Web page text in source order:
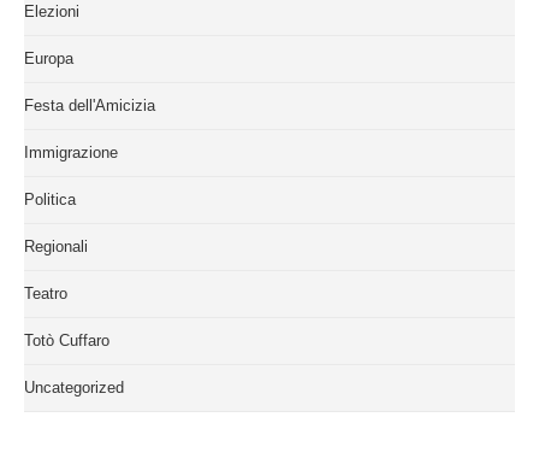
Elezioni
Europa
Festa dell'Amicizia
Immigrazione
Politica
Regionali
Teatro
Totò Cuffaro
Uncategorized